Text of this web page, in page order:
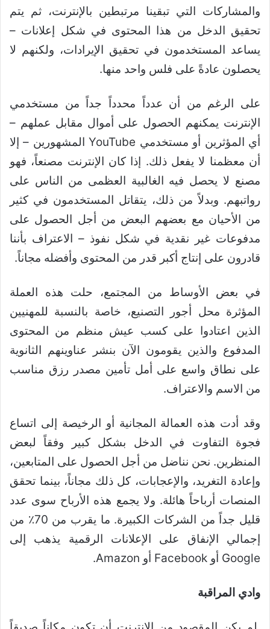
والمشاركات التي تبقينا مرتبطين بالإنترنت، ثم يتم
تحقيق الدخل من هذا المحتوى في شكل إعلانات –
يساعد المستخدمون في تحقيق الإيرادات، ولكنهم لا
يحصلون عادةً على فلس واحد منها.
على الرغم من أن عدداً محدداً جداً من مستخدمي
الإنترنت يمكنهم الحصول على أموال مقابل عملهم –
أي المؤثرين أو مستخدمي YouTube المشهورين – إلا
أن معظمنا لا يفعل ذلك. إذا كان الإنترنت مصنعاً، فهو
مصنع لا يحصل فيه الغالبية العظمى من الناس على
رواتبهم. وبدلاً من ذلك، يتقاتل المستخدمون في كثير
من الأحيان مع بعضهم البعض من أجل الحصول على
مدفوعات غير نقدية في شكل نفوذ – الاعتراف بأننا
قادرون على إنتاج أكبر قدر من المحتوى وأفضله مجاناً.
في بعض الأوساط من المجتمع، حلت هذه العملة
المؤثرة محل أجور التصنيع، خاصة بالنسبة للمهنيين
الذين اعتادوا على كسب عيش منظم من المحتوى
المدفوع والذين يقومون الآن بنشر عناوينهم الثانوية
على نطاق واسع على أمل تأمين مصدر رزق مناسب
من الاسم والاعتراف.
وقد أدت هذه العمالة المجانية أو الرخيصة إلى اتساع
فجوة التفاوت في الدخل بشكل كبير وفقاً لبعض
المنظرين. نحن نناضل من أجل الحصول على المتابعين،
وإعادة التغريد، والإعجابات، كل ذلك مجاناً، بينما تحقق
المنصات أرباحاً هائلة. ولا يجمع هذه الأرباح سوى عدد
قليل جداً من الشركات الكبيرة. ما يقرب من 70٪ من
إجمالي الإنفاق على الإعلانات الرقمية يذهب إلى
Google أو Facebook أو Amazon.
وادي المراقبة